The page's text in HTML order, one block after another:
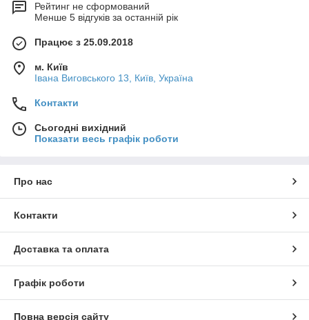
Рейтинг не сформований
Менше 5 відгуків за останній рік
Працює з 25.09.2018
м. Київ
Івана Виговського 13, Київ, Україна
Контакти
Сьогодні вихідний
Показати весь графік роботи
Про нас
Контакти
Доставка та оплата
Графік роботи
Повна версія сайту